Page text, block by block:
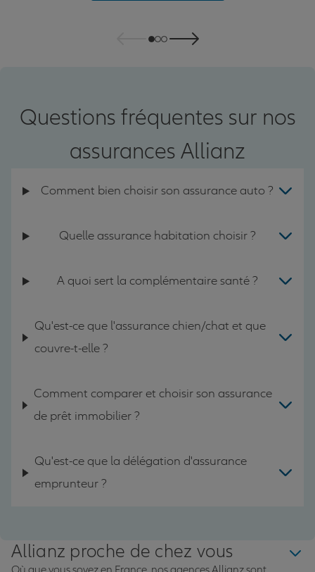
Questions fréquentes sur nos
assurances Allianz
Comment bien choisir son assurance auto ?
Quelle assurance habitation choisir ?
A quoi sert la complémentaire santé ?
Qu'est-ce que l'assurance chien/chat et que
couvre-t-elle ?
Comment comparer et choisir son assurance
de prêt immobilier ?
Qu'est-ce que la délégation d'assurance
emprunteur ?
Allianz proche de chez vous